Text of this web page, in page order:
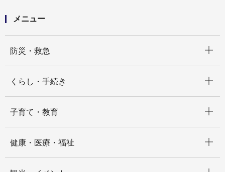
メニュー
防災・救急
くらし・手続き
子育て・教育
健康・医療・福祉